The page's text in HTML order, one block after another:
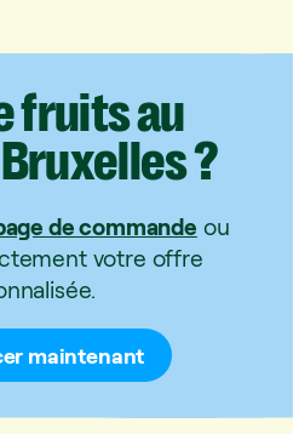
fruitsau
Bruxelles?
de commande ou
votre offre
maintenant